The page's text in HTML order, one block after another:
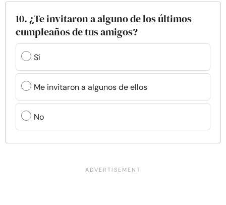
10. ¿Te invitaron a alguno de los últimos
cumpleaños de tus amigos?
Sí
Me invitaron a algunos de ellos
No